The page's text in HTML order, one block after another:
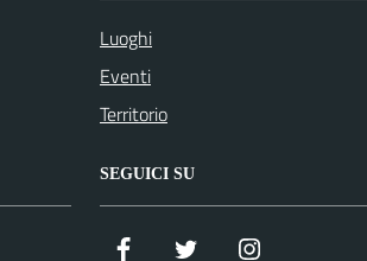
Luoghi
Eventi
Territorio
SEGUICI SU
Facebook Twitter